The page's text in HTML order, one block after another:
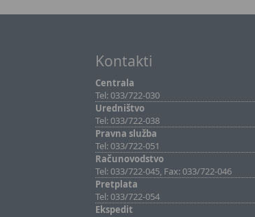
Kontakti
Centrala
Tel: 033/722-030
Uredništvo
Tel: 033/722-038
Pravna služba
Tel: 033/722-051
Računovodstvo
Tel: 033/722-045, Fax: 033/722-046
Pretplata
Tel: 033/722-054
Ekspedit